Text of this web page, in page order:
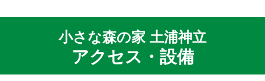
小さな森の家 土浦神立
アクセス・設備